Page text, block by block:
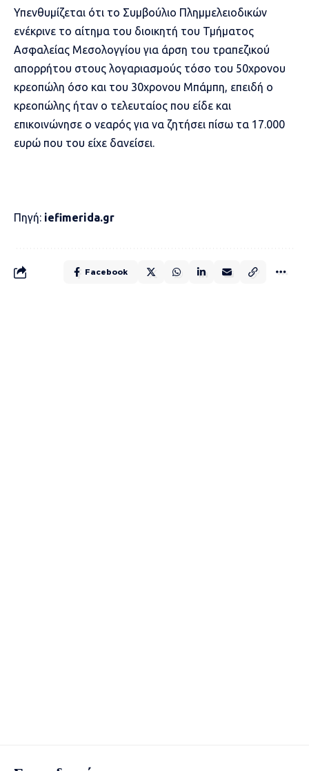
Υπενθυμίζεται ότι το Συμβούλιο Πλημμελειοδικών
ενέκρινε το αίτημα του διοικητή του Τμήματος
Ασφαλείας Μεσολογγίου για άρση του τραπεζικού
απορρήτου στους λογαριασμούς τόσο του 50χρονου
κρεοπώλη όσο και του 30χρονου Μπάμπη, επειδή ο
κρεοπώλης ήταν ο τελευταίος που είδε και
επικοινώνησε ο νεαρός για να ζητήσει πίσω τα 17.000
ευρώ που του είχε δανείσει.
Πηγή: iefimerida.gr
Facebook